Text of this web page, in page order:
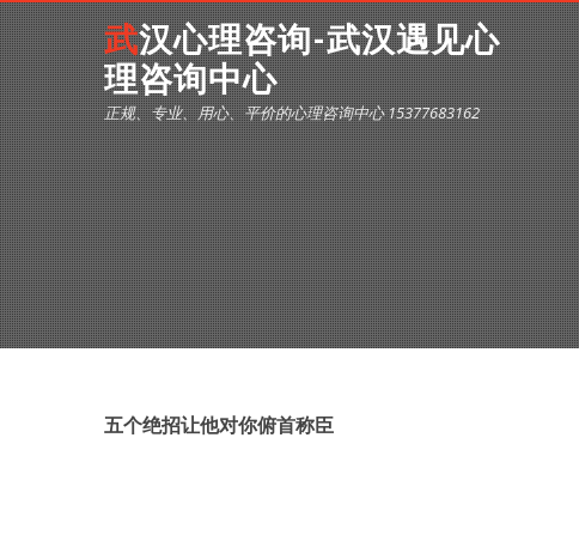
武汉心理咨询-武汉遇见心
理咨询中心
正规、专业、用心、平价的心理咨询中心 15377683162
五个绝招让他对你俯首称臣